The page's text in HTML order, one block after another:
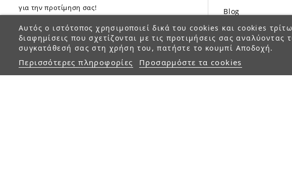
για την προτίμηση σας!
Blog
Αυτός ο ιστότοπος χρησιμοποιεί δικά του cookies και cookies
διαφημίσεις που σχετίζονται με τις προτιμήσεις σας
συγκατάθεσή σας στη χρήση του, πατήστε το κουμπί Αποδοχή.
Περισσότερες πληροφορίες Προσαρμόστε τα cookies